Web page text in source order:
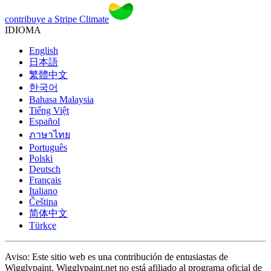
contribuye a Stripe Climate
IDIOMA
English
日本語
繁體中文
한국어
Bahasa Malaysia
Tiếng Việt
Español
ภาษาไทย
Português
Polski
Deutsch
Français
Italiano
Čeština
简体中文
Türkçe
Aviso: Este sitio web es una contribución de entusiastas de
Wigglypaint. Wigglypaint.net no está afiliado al programa oficial de